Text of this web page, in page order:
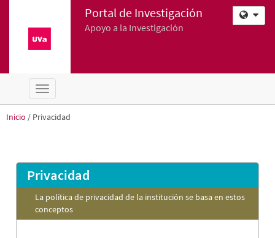
Portal de Investigación
Apoyo a la Investigación
Toggle
navigation
Inicio / Privacidad
Privacidad
La política de privacidad de la institución se basa en estos
conceptos